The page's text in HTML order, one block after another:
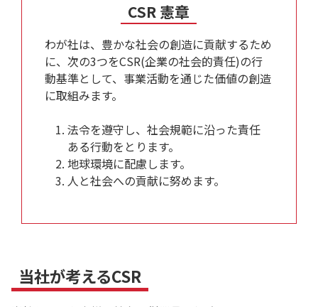
CSR 憲章
わが社は、豊かな社会の創造に貢献するため
に、次の3つをCSR(企業の社会的責任)の行
動基準として、事業活動を通じた価値の創造
に取組みます。
法令を遵守し、社会規範に沿った責任
ある行動をとります。
地球環境に配慮します。
人と社会への貢献に努めます。
当社が考えるCSR